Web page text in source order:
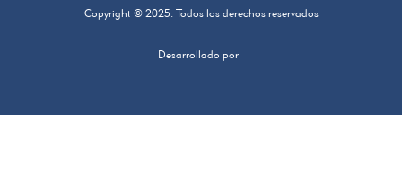
Copyright © 2025. Todos los derechos reservados
Desarrollado por